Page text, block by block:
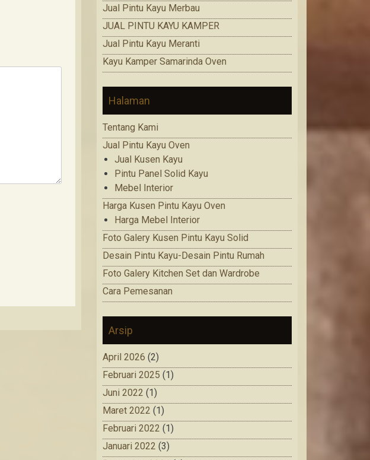
Jual Pintu Kayu Merbau
JUAL PINTU KAYU KAMPER
Jual Pintu Kayu Meranti
Kayu Kamper Samarinda Oven
Halaman
Tentang Kami
Jual Pintu Kayu Oven
Jual Kusen Kayu
Pintu Panel Solid Kayu
Mebel Interior
Harga Kusen Pintu Kayu Oven
Harga Mebel Interior
Foto Galery Kusen Pintu Kayu Solid
Desain Pintu Kayu-Desain Pintu Rumah
Foto Galery Kitchen Set dan Wardrobe
Cara Pemesanan
Arsip
April 2026 (2)
Februari 2025 (1)
Juni 2022 (1)
Maret 2022 (1)
Februari 2022 (1)
Januari 2022 (3)